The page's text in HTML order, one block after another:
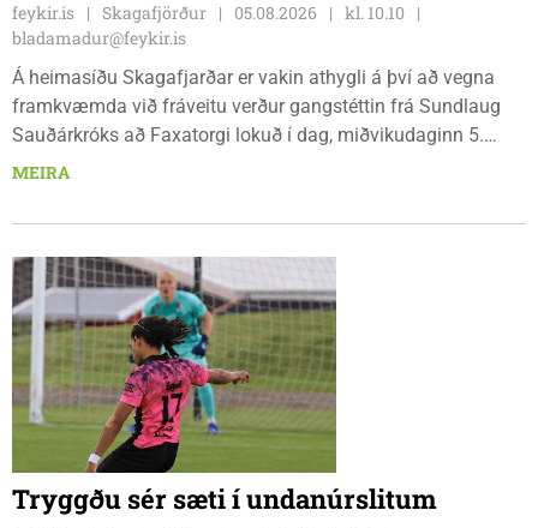
feykir.is Skagafjörður 05.08.2026
kl. 10.10
bladamadur@feykir.is
Á heimasíðu Skagafjarðar er vakin athygli á því að vegna
framkvæmda við fráveitu verður gangstéttin frá Sundlaug
Sauðárkróks að Faxatorgi lokuð í dag, miðvikudaginn 5.
ágúst, og á morgun, fimmtudaginn 6. ágúst.
MEIRA
Tryggðu sér sæti í undanúrslitum